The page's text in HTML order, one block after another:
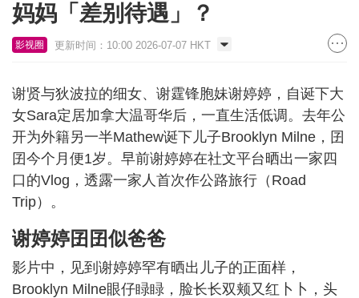
妈妈「差别待遇」？
影视圈 更新时间：10:00 2026-07-07 HKT
谢贤与狄波拉的细女、谢霆锋胞妹谢婷婷，自诞下大
女Sara定居加拿大温哥华后，一直生活低调。去年公
开为外籍另一半Mathew诞下儿子Brooklyn Milne，囝
囝今个月便1岁。早前谢婷婷在社文平台晒出一家四
口的Vlog，透露一家人首次作公路旅行（Road
Trip）。
谢婷婷囝囝似爸爸
影片中，见到谢婷婷罕有晒出儿子的正面样，
Brooklyn Milne眼仔睩睩，脸长长双颊又红卜卜，头